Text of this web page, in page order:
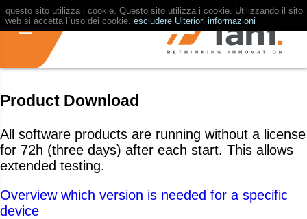
questo sito utilizza i cookie. Questo sito utilizza i cookie. Utilizzando il sito
web si accetta l´uso dei cookie. escludere Ulteriori informazioni
Product Download
All software products are running without a license
for 72h (three days) after each start. This allows
extended testing.
Overview which version is needed for a specific
device